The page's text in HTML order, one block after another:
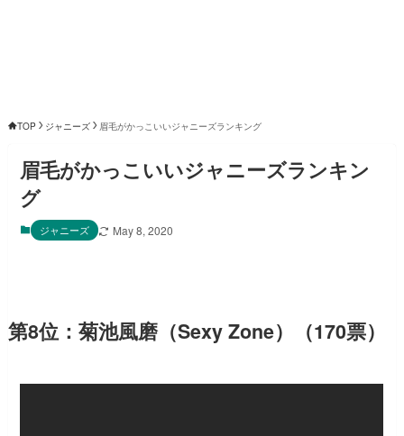
TOP ジャニーズ 眉毛がかっこいいジャニーズランキング
眉毛がかっこいいジャニーズランキン
グ
ジャニーズ May 8, 2020
第8位：菊池風磨（Sexy Zone）（170票）